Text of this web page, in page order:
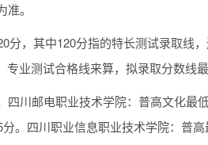
。
，其中120分指的特长测试录取线
业测试合格线来算，拟录取分数线最
川邮电职业技术学院：普高文化最
。四川职业信息职业技术学院：普高